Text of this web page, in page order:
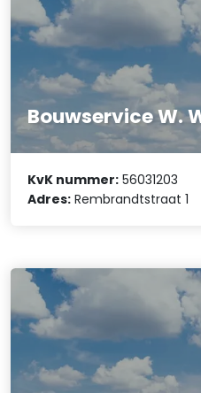
Bouwservice W.
KvK nummer: 56031203
Adres: Rembrandtstraat 1